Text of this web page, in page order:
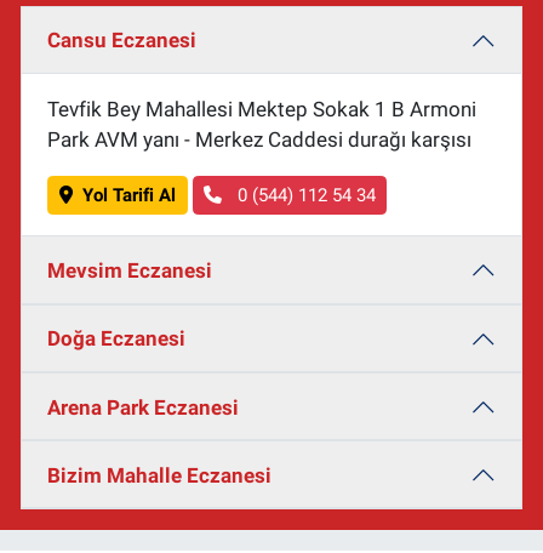
Cansu Eczanesi
Tevfik Bey Mahallesi Mektep Sokak 1 B Armoni
Park AVM yanı - Merkez Caddesi durağı karşısı
Yol Tarifi Al 0 (544) 112 54 34
Mevsim Eczanesi
Doğa Eczanesi
Arena Park Eczanesi
Bizim Mahalle Eczanesi